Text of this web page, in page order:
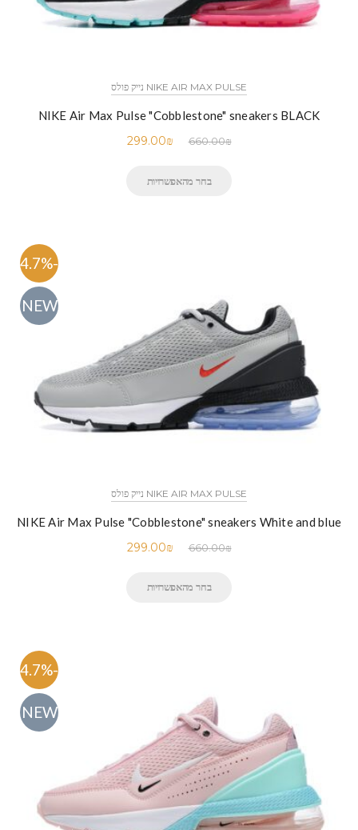
NIKE AIR MAX PULSE נייק פולס
NIKE Air Max Pulse "Cobblestone" sneakers BLACK
660.00₪
299.00₪
בחר מהאפשרויות
-54.7%
NEW
NIKE AIR MAX PULSE נייק פולס
NIKE Air Max Pulse "Cobblestone" sneakers White and blue
660.00₪
299.00₪
בחר מהאפשרויות
-54.7%
NEW